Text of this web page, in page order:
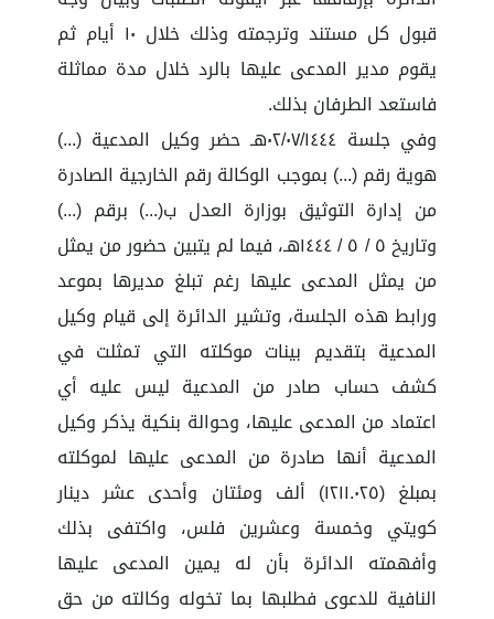
قبول كل مستند وترجمته وذلك خلال ١٠ أيام ثم
يقوم مدير المدعى عليها بالرد خلال مدة مماثلة
فاستعد الطرفان بذلك.
وفي جلسة ٠٢/٠٧/١٤٤٤هـ حضر وكيل المدعية (...)
هوية رقم (...) بموجب الوكالة رقم الخارجية الصادرة
من إدارة التوثيق بوزارة العدل ب(...) برقم (...)
وتاريخ ٥ / ٥ / ١٤٤٤هـ، فيما لم يتبين حضور من يمثل
من يمثل المدعى عليها رغم تبلغ مديرها بموعد
ورابط هذه الجلسة، وتشير الدائرة إلى قيام وكيل
المدعية بتقديم بينات موكلته التي تمثلت في
كشف حساب صادر من المدعية ليس عليه أي
اعتماد من المدعى عليها، وحوالة بنكية يذكر وكيل
المدعية أنها صادرة من المدعى عليها لموكلته
بمبلغ (١٢١١.٠٢٥) ألف ومئتان وأحدى عشر دينار
كويتي وخمسة وعشرين فلس، واكتفى بذلك
وأفهمته الدائرة بأن له يمين المدعى عليها
النافية للدعوى فطلبها بما تخوله وكالته من حق